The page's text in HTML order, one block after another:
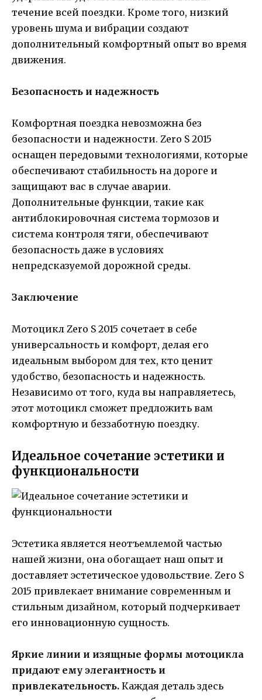
течение всей поездки. Кроме того, низкий
уровень шума и вибрации создают
дополнительный комфортный опыт во время
движения.
Безопасность и надежность
Комфортная поездка невозможна без
безопасности и надежности. Zero S 2015
оснащен передовыми технологиями, которые
обеспечивают стабильность на дороге и
защищают вас в случае аварии.
Дополнительные функции, такие как
антиблокировочная система тормозов и
система контроля тяги, обеспечивают
безопасность даже в условиях
непредсказуемой дорожной среды.
Заключение
Мотоцикл Zero S 2015 сочетает в себе
универсальность и комфорт, делая его
идеальным выбором для тех, кто ценит
удобство, безопасность и надежность.
Независимо от того, куда вы направляетесь,
этот мотоцикл сможет предложить вам
комфортную и беззаботную поездку.
Идеальное сочетание эстетики и
функциональности
Эстетика является неотъемлемой частью
нашей жизни, она обогащает наш опыт и
доставляет эстетическое удовольствие. Zero S
2015 привлекает внимание современным и
стильным дизайном, который подчеркивает
его инновационную сущность.
Яркие линии и изящные формы мотоцикла
придают ему элегантность и
привлекательность. Каждая деталь здесь